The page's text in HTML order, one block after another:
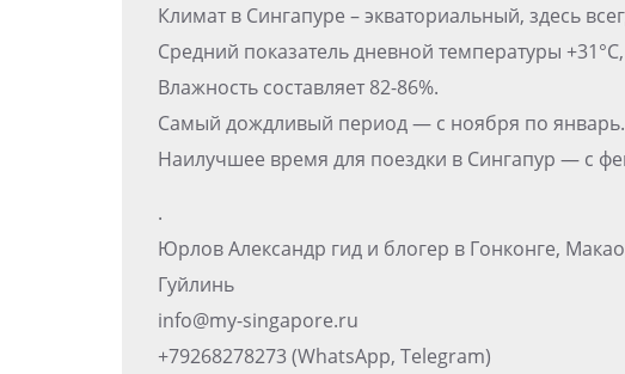
Климат в Сингапуре – экваториальный, здесь
Средний показатель дневной температуры
Влажность составляет 82-86%.
Самый дождливый период — с ноября по январь.
Наилучшее время для поездки в Сингапур — с
.
Юрлов Александр гид и блогер в Гонконге,
Гуйлинь
info@my-singapore.ru
+79268278273 (WhatsApp, Telegram)